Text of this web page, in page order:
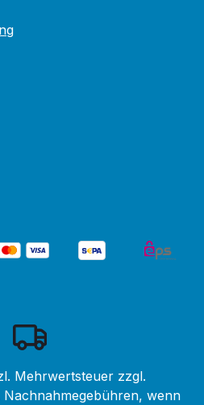
Mehrwertsteuer zzgl.
Nachnahmegebühren, wenn